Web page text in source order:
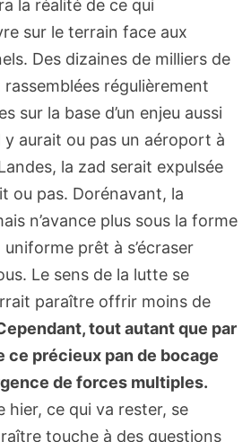
la réalité de ce qui
sur le terrain face aux
Des dizaines de milliers de
régulièrement
sur la base d’un enjeu aussi
y aurait ou pas un aéroport à
la zad serait expulsée
ou pas. Dorénavant, la
n’avance plus sous la forme
prêt à s’écraser
Le sens de la lutte se
paraître offrir moins de
tout autant que par
ce précieux pan de bocage
de forces multiples.
hier, ce qui va rester, se
touche à des questions